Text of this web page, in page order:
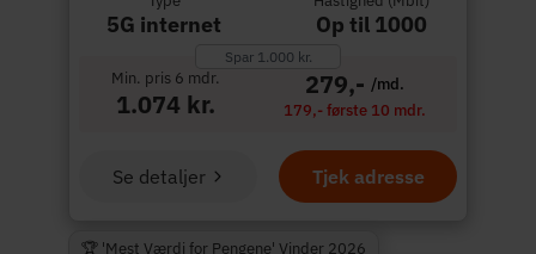
5G internet Op til 1000
Spar 1.000 kr.
Min. pris 6 mdr.
1.074 kr.
279,- /md.
179,- første 10 mdr.
Tjek adresse
Se detaljer
🏆 'Mest Værdi for Pengene' Vinder 2026